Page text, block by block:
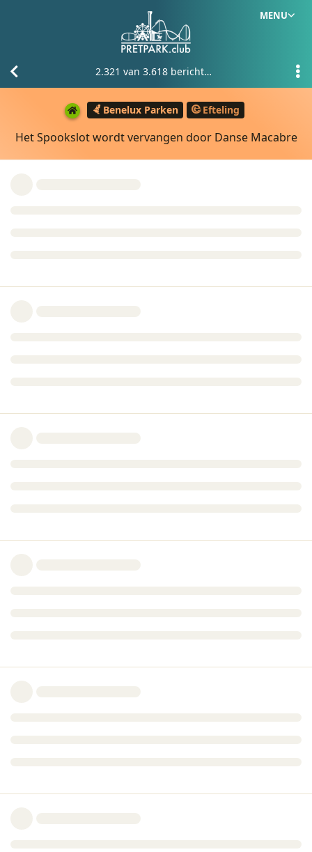
MENU
Benelux Parken Efteling
Het Spookslot wordt vervangen door Danse Macabre
2.321 van 3.618 berichten